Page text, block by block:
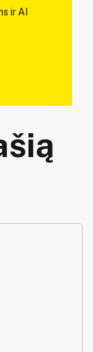
ir AI